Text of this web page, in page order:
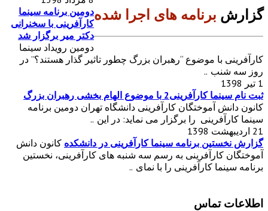
گزارش برنامه های اجرا شدهدومین برنامه سینما
کارآفرینی با سخنرانی
دکتر میر برگزار شد
دومین رویداد سینما
کارآفرینی با موضوع “رهبران بزرگ چطور تاثیر گذار هستند؟” در
روز سه شنب ..
1 تیر 1398
ثبت نام سینما کارآفرینی2 با موضوع الهام بخشی رهبران بزرگ
کانون دانش آموختگان کارآفرینی دانشگاه تهران دومین برنامه
سینما کارآفرینی را برگزار می نماید: در این ..
21 اردیبهشت 1398
گزارش نخستین برنامه سینما کارآفرینی در دانشکده کانون دانش
آموختگان کارآفرینی به رسم سه شنبه های کارآفرینی، نخستین
برنامه سینما کارآفرینی را با نمای ..
اطلاعات تماس